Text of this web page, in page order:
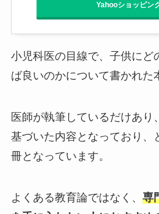
Yahooショッピン
小児科医の目線で、子供にど
ば良いのかについて書かれた
医師が執筆しているだけあり
基づいた内容となっており、
冊となっています。
よくある教育論ではなく、 専